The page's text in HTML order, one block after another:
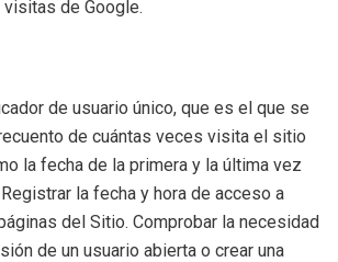
de Google.
de usuario único, que es el que se
de cuántas veces visita el sitio
la fecha de la primera y la última vez
la fecha y hora de acceso a
del Sitio. Comprobar la necesidad
de un usuario abierta o crear una